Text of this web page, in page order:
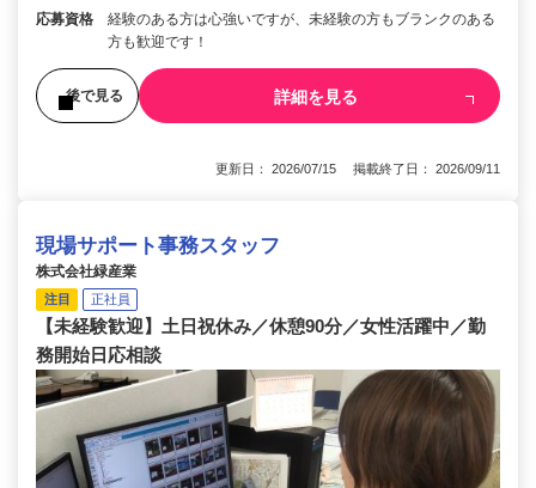
応募資格
経験のある方は心強いですが、未経験の方もブランクのある
方も歓迎です！
後で見る 詳細を見る
更新日： 2026/07/15 掲載終了日： 2026/09/11
現場サポート事務スタッフ
株式会社緑産業
注目 正社員
【未経験歓迎】土日祝休み／休憩90分／女性活躍中／勤
務開始日応相談